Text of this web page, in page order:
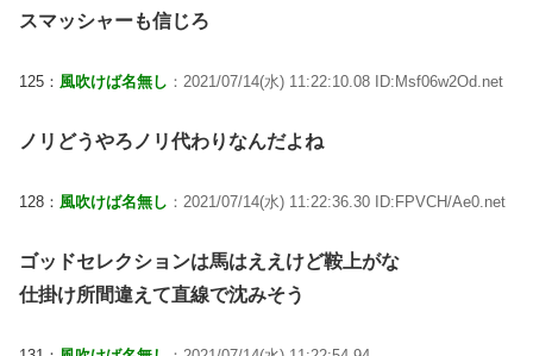
スマッシャーも信じろ
125： 風吹けば名無し ：2021/07/14(水) 11:22:10.08 ID:Msf06w2Od.net
ノリどうやろノリ代わりなんだよね
128： 風吹けば名無し ：2021/07/14(水) 11:22:36.30 ID:FPVCH/Ae0.net
ゴッドセレクションは馬はええけど鞍上がな
仕掛け所間違えて直線で沈みそう